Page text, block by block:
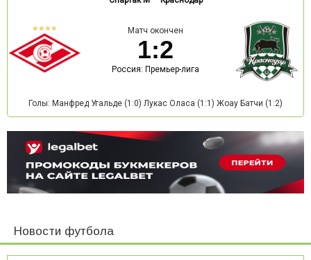
Матч окончен
1:2
Россия: Премьер-лига
Голы: Манфред Угальде (1:0) Лукас Оласа (1:1) Жоау Батчи (1:2)
Новости футбола